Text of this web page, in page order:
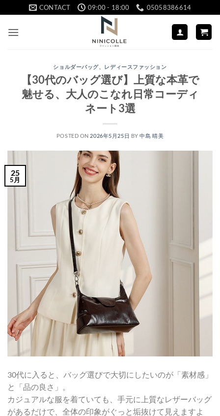
to
content
CONTACT 09:00 - 18:00 05058386614
ショルダーバッグ、 レディースファッション
【30代のバッグ選び】上質な本革で
魅せる、大人のこなれ日常コーディ
ネート3選
POSTED ON 2026年5月25日 BY中島 晴美
25
5月
30代に入ると、バッグ選びで大切にしたいのが「素材感」
と「品の良さ」。
カジュアルな服を着ていても、手元に上質なレザーバッグ
があるだけで、全体の印象がぐっと垢抜けて見えますよ